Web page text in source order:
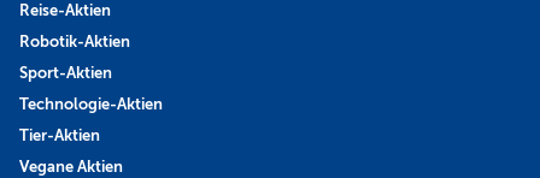
Reise-Aktien
Robotik-Aktien
Sport-Aktien
Technologie-Aktien
Tier-Aktien
Vegane Aktien